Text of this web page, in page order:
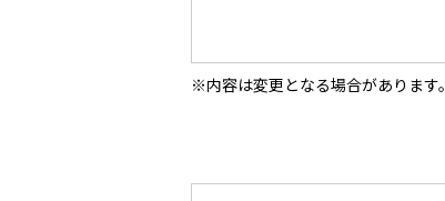
内容は変更となる場合があります。